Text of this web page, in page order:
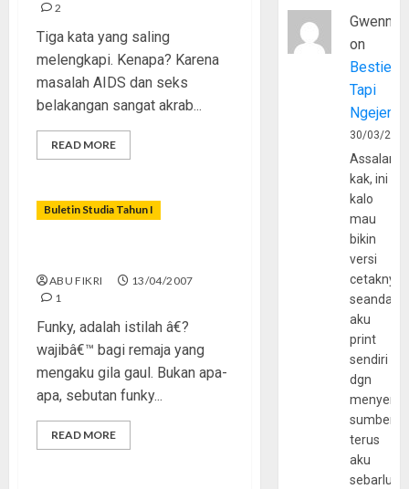
2
Tiga kata yang saling
melengkapi. Kenapa? Karena
masalah AIDS dan seks
belakangan sangat akrab...
READ MORE
Buletin Studia Tahun I
ABU FIKRI
13/04/2007
1
Funky, adalah istilah â€?
wajibâ€™ bagi remaja yang
mengaku gila gaul. Bukan apa-
apa, sebutan funky...
READ MORE
Gwenny
on
Bestie
Tapi
30/03/
kak, ini
kalo
mau
bikin
versi
cetaknya
aku
print
sendiri
dgn
sumber
terus
aku